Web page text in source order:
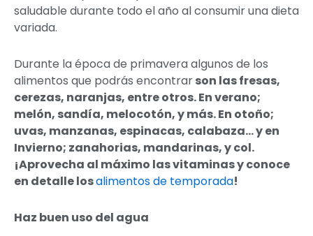
saludable durante todo el año al consumir una dieta
variada.
Durante la época de primavera algunos de los
alimentos que podrás encontrarson las fresas,
cerezas, naranjas, entre otros. En verano;
melón, sandía, melocotón, y más. En otoño;
uvas, manzanas, espinacas, calabaza… y en
Invierno; zanahorias, mandarinas, y col.
¡Aprovecha al máximo las vitaminas y conoce
en detalle losalimentos de temporada!
Haz buen uso del agua